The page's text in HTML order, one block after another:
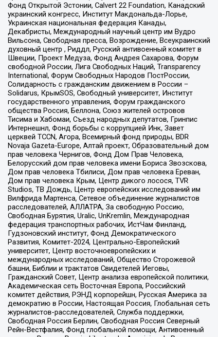
Фонд Открытой Эстонии, Calvert 22 Foundation, Канадский
украинский конгресс, Институт Макдональда-Лорье,
Украинская национальная федерация Канады,
Декабристы, Международный научный центр им Вудро
Вильсона, Свободная пресса, Возрождение, Всеукраинский
духовный центр , Риддл, Русский антивоенный комитет в
Швеции, Проект Медуза, Фонд Андрея Сахарова, Форум
свободной России, Лига Свободных Наций, Transparеncy
International, Форум Свободных Народов ПостРоссии,
Солидарность с гражданским движением в России –
Solidarus, КрымSOS, Свободный университет, Институт
государственного управления, Форум гражданского
общества Россия, Беллона, Союз жителей островов
Тисима и Хабомаи, Съезд народных депутатов, Гринпис
Интернешнл, Фонд борьбы с коррупцией Инк, Завет
церквей TCCN, Агора, Всемирный фонд природы, BDR
Novaja Gazeta-Europe, Алтай проект, Образовательный дом
прав человека Чернигов, Фонд Дом Прав Человека,
Белорусский дом прав человека имени Бориса Звозскова,
Дом прав человека Тбилиси, Дом прав человека Ереван,
Дом прав человека Крым, Центр дикого лосося, TVR
Studios, ТВ Дождь, Центр европейских исследований им
Вилфрида Мартенса, Сетевое объединение журналистов
расследователей, АЛЛАТРА, За свободную Россию,
Свободная Бурятия, Uralic, UnKremlin, Международная
федерация транспортных рабочих, ИстЧам Финланд,
Гудзоновский институт, Фонд Демократического
Развития, Комитет-2024, Центрально-Европейский
университет, Центр восточноевропейских и
международных исследований, Общество Сторожевой
башни, Библии и трактатов Свидетелей Иеговы,
Гражданский Совет, Центр анализа европейской политики,
Академическая сеть Восточная Европа, Российский
комитет действия, РЭНД корпорейшн, Русская Америка за
демократию в России, Настоящая Россия, Глобальная сеть
журналистов-расследователей, Служба поддержки,
Свободная Россия Берлин, Свободная Россия Северный
Рейн-Вестфалия, Фонд глобальной помощи, Антивоенный